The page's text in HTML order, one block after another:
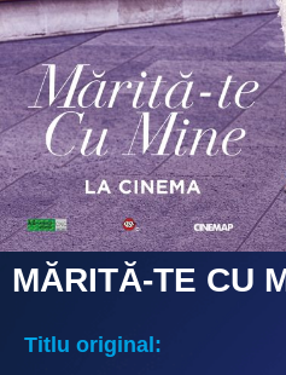
MĂRITĂ-TE CU
Titlu original: